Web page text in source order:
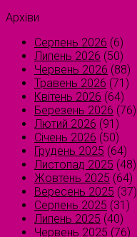
Архіви
Серпень 2026 (6)
Липень 2026 (50)
Червень 2026 (88)
Травень 2026 (71)
Квітень 2026 (64)
Березень 2026 (76)
Лютий 2026 (91)
Січень 2026 (50)
Грудень 2025 (64)
Листопад 2025 (48)
Жовтень 2025 (64)
Вересень 2025 (37)
Серпень 2025 (31)
Липень 2025 (40)
Червень 2025 (76)